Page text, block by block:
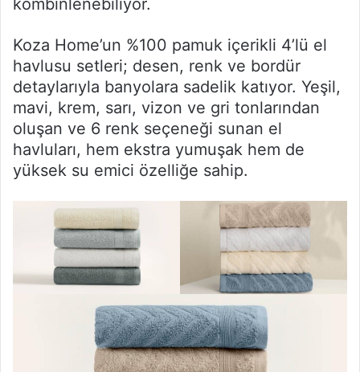
Koza Home’un %100 pamuk içerikli 4’lü el
havlusu setleri; desen, renk ve bordür
detaylarıyla banyolara sadelik katıyor. Yeşil,
mavi, krem, sarı, vizon ve gri tonlarından
oluşan ve 6 renk seçeneği sunan el
havluları, hem ekstra yumuşak hem de
yüksek su emici özelliğe sahip.